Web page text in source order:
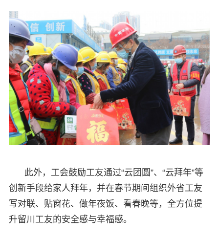
此外，工会鼓励工友通过“云团圆”、“云拜年”等
创新手段给家人拜年，并在春节期间组织外省工友
写对联、贴窗花、做年夜饭、看春晚等，全方位提
升留川工友的安全感与幸福感。